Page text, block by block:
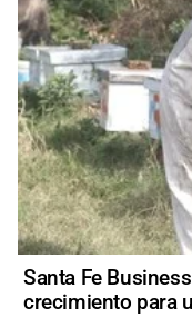
Santa Fe
crecimiento para